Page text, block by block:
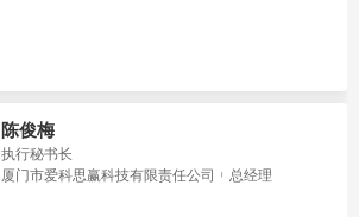
陈俊梅
执行秘书长
厦门市爱科思赢科技有限责任公司
总经理